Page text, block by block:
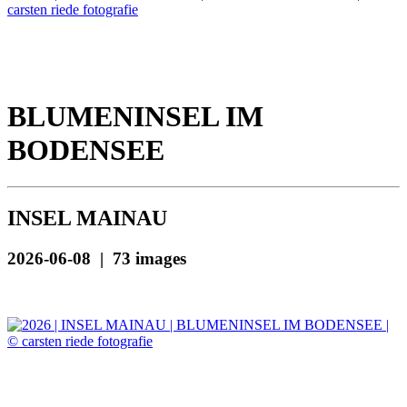
BLUMENINSEL IM
BODENSEE
INSEL MAINAU
2026-06-08 | 73 images